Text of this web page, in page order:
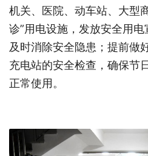
机关、医院、动车站、大型
诊”用电设施，发放安全用
及时消除安全隐患；提前做
充电站的安全检查，确保节
正常使用。